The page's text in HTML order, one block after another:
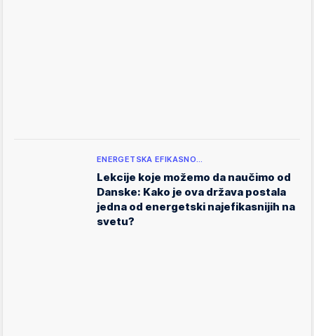
ENERGETSKA EFIKASNO…
Lekcije koje možemo da naučimo od
Danske: Kako je ova država postala
jedna od energetski najefikasnijih na
svetu?